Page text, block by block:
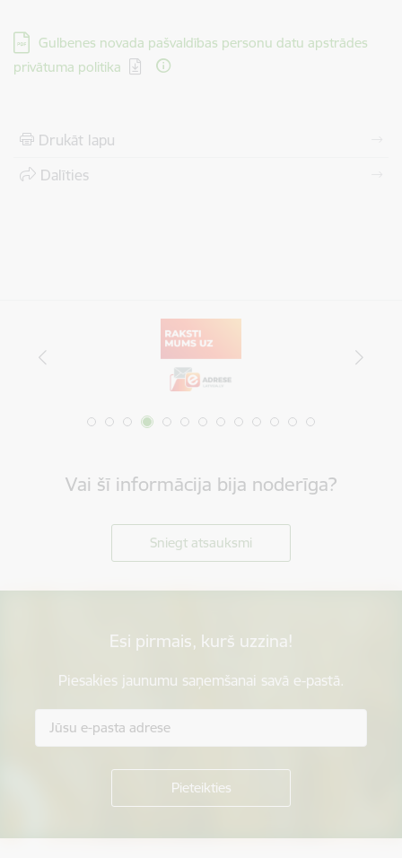
Lejupielādēt:
Gulbenes novada pašvaldības personu datu apstrādes
privātuma politika
Drukāt lapu
Dalīties
Vai šī informācija bija noderīga?
Sniegt atsauksmi
Esi pirmais, kurš uzzina!
Piesakies jaunumu saņemšanai savā e-pastā.